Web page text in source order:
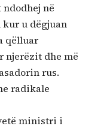
në
u dëgjuan
qëlluar
njerëzit dhe më
rus.
radikale
ministri i